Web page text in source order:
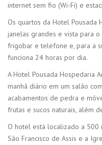
internet sem fio (Wi-Fi) e
Os quartos da Hotel Pousada
janelas grandes e vista para
frigobar e telefone e, para a
funciona 24 horas por dia.
A Hotel Pousada Hospedaria
manhã diário em um salão
acabamentos de pedra e
frutas e sucos naturais, além
O hotel está localizado a 500
São Francisco de Assis e a